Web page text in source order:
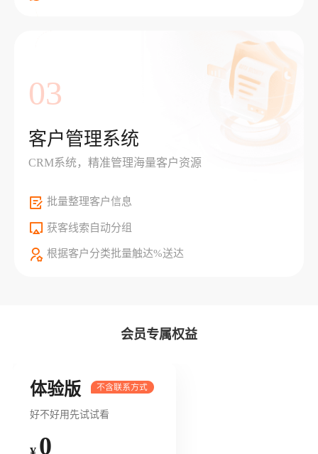
03
客户管理系统
CRM系统，精准管理海量客户资源
批量整理客户信息
获客线索自动分组
根据客户分类批量触达%送达
会员专属权益
体验版
好不好用先试试看
0